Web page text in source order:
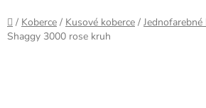
Domov
/ Koberce / Kusové koberce /
Shaggy 3000 rose kruh